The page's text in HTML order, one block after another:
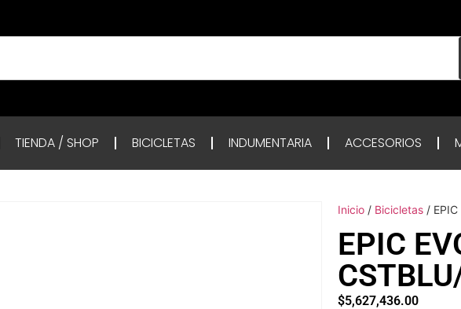
TIENDA / SHOP BICICLETAS INDUMENTARIA ACCESORIOS
Inicio / Bicicletas / EPIC
EPIC
$5,627,436.00